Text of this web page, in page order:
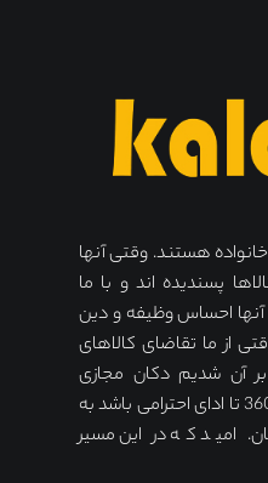
هستند. وقتی آنها
پسندیده اند و با ما
آنها احساس وظیفه و دین
از ما تقاضای کالاهای
آن شدیم دکان مجازی
دیگری بگشائیم با نام کالا 360 تا ادای احترامی باشد به
امید که در این مسیر